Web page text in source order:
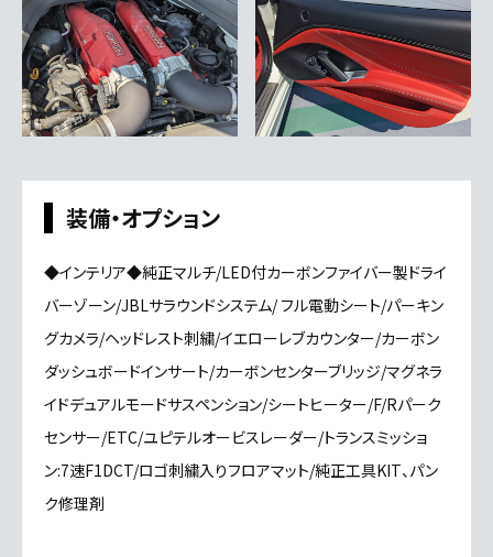
装備・オプション
◆インテリア◆純正マルチ/LED付カーボンファイバー製ドライ
バーゾーン/JBLサラウンドシステム/ フル電動シート/パーキン
グカメラ/ヘッドレスト刺繍/イエローレブカウンター/カーボン
ダッシュボードインサート/カーボンセンターブリッジ/マグネラ
イドデュアルモードサスペンション/シートヒーター/F/Rパーク
センサー/ETC/ユピテルオービスレーダー/トランスミッショ
ン:7速F1DCT/ロゴ刺繍入りフロアマット/純正工具KIT、パン
ク修理剤